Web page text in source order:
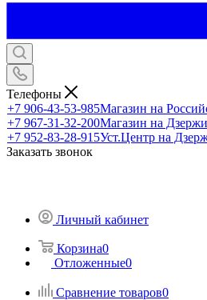
Телефоны
+7 906-43-53-985Магазин на
+7 967-31-32-200Магазин на
+7 952-83-28-915Уст.Центр на
Заказать звонок
Личный кабинет
Корзина0
Отложенные0
Сравнение товаров0